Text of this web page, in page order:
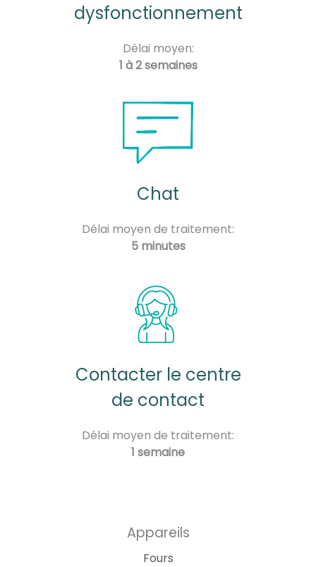
dysfonctionnement
Délai moyen:
1 à 2 semaines
Chat
Délai moyen de traitement:
5 minutes
Contacter le centre
de contact
Délai moyen de traitement:
1 semaine
Appareils
Fours